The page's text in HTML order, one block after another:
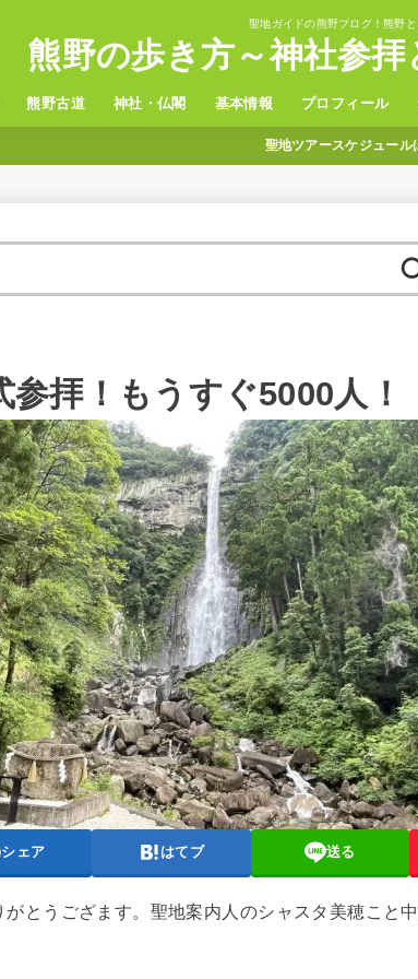
聖地ガイドの熊野ブログ！熊野
熊野の歩き方～神社参拝
熊野古道 神社・仏閣 基本情報
アクセス
プロフィール
聖地ツアースケジュール
索:
拝！もうすぐ5000人！
シェア はてブ 送る
とうござます。聖地案内人のシャスタ美穂こと中